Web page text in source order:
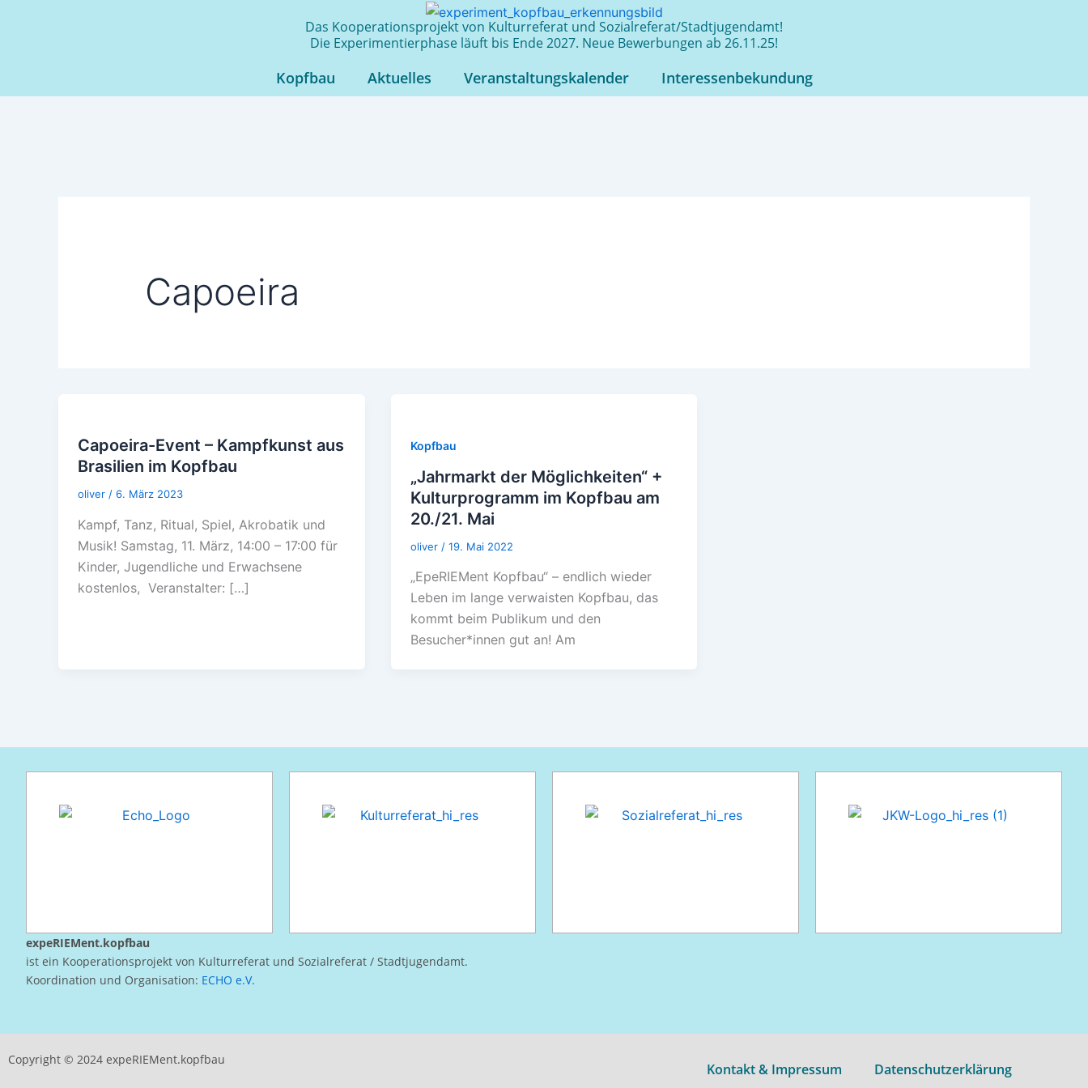
Das Kooperationsprojekt von Kulturreferat und Sozialreferat/Stadtjugendamt!
Die Experimentierphase läuft bis Ende 2027. Neue Bewerbungen ab 26.11.25!
Kopfbau Aktuelles Veranstaltungskalender Interessenbekundung
Capoeira
Capoeira-Event – Kampfkunst aus
Brasilien im Kopfbau
oliver / 6. März 2023
Kampf, Tanz, Ritual, Spiel, Akrobatik und
Musik! Samstag, 11. März, 14:00 – 17:00 für
Kinder, Jugendliche und Erwachsene
kostenlos, Veranstalter: […]
Kopfbau
„Jahrmarkt der Möglichkeiten“ +
Kulturprogramm im Kopfbau am
20./21. Mai
oliver / 19. Mai 2022
„EpeRIEMent Kopfbau“ – endlich wieder
Leben im lange verwaisten Kopfbau, das
kommt beim Publikum und den
Besucher*innen gut an! Am
expeRIEMent.kopfbau
ist ein Kooperationsprojekt von Kulturreferat und Sozialreferat / Stadtjugendamt.
Koordination und Organisation: ECHO e.V.
Copyright © 2024 expeRIEMent.kopfbau
Kontakt & Impressum Datenschutzerklärung